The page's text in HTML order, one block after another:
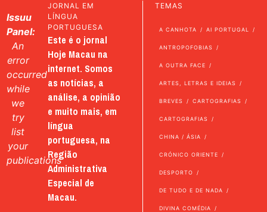
Issuu
Panel:
An
error
occurred
while
we
try
list
your
publications
JORNAL EM
LÍNGUA
PORTUGUESA
Este é o jornal
Hoje Macau na
internet. Somos
as notícias, a
análise, a opinião
e muito mais, em
língua
portuguesa, na
Região
Administrativa
Especial de
Macau.
TEMAS
A CANHOTA AI PORTUGAL
ANTROPOFOBIAS
A OUTRA FACE
ARTES, LETRAS E IDEIAS
BREVES CARTOGRAFIAS
CARTOGRAFIAS
CHINA / ÁSIA
CRÓNICO ORIENTE
DESPORTO
DE TUDO E DE NADA
DIVINA COMÉDIA